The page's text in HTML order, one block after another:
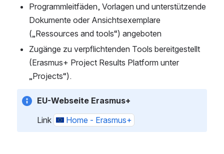
Programmleitfäden, Vorlagen und unterstützende
Dokumente oder Ansichtsexemplare
(„Ressources and tools“) angeboten
Zugänge zu verpflichtenden Tools bereitgestellt
(Erasmus+ Project Results Platform unter
„Projects“).
EU-Webseite Erasmus+
Link
Home - Erasmus+